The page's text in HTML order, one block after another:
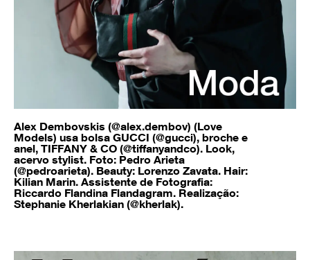
Alex Dembovskis (@alex.dembov) (Love
Models) usa bolsa GUCCI (@gucci), broche e
anel, TIFFANY & CO (@tiffanyandco). Look,
acervo stylist. Foto: Pedro Arieta
(@pedroarieta). Beauty: Lorenzo Zavata. Hair:
Kilian Marin. Assistente de Fotografia:
Riccardo Flandina Flandagram. Realização:
Stephanie Kherlakian (@kherlak).